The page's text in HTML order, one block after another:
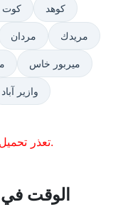
كوت كوهد
مردان مريدك
ميربور خاس
وازير آباد
تعذر تحميل توقعات الطقس المحلية.
الوقت